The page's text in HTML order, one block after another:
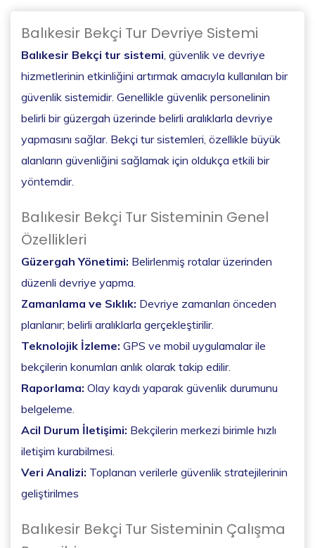
Balıkesir Bekçi Tur Devriye Sistemi
Balıkesir Bekçi tur sistemi, güvenlik ve devriye
hizmetlerinin etkinliğini artırmak amacıyla kullanılan bir
güvenlik sistemidir. Genellikle güvenlik personelinin
belirli bir güzergah üzerinde belirli aralıklarla devriye
yapmasını sağlar. Bekçi tur sistemleri, özellikle büyük
alanların güvenliğini sağlamak için oldukça etkili bir
yöntemdir.
Balıkesir Bekçi Tur Sisteminin Genel
Özellikleri
Güzergah Yönetimi: Belirlenmiş rotalar üzerinden
düzenli devriye yapma.
Zamanlama ve Sıklık: Devriye zamanları önceden
planlanır; belirli aralıklarla gerçekleştirilir.
Teknolojik İzleme: GPS ve mobil uygulamalar ile
bekçilerin konumları anlık olarak takip edilir.
Raporlama: Olay kaydı yaparak güvenlik durumunu
belgeleme.
Acil Durum İletişimi: Bekçilerin merkezi birimle hızlı
iletişim kurabilmesi.
Veri Analizi: Toplanan verilerle güvenlik stratejilerinin
geliştirilmes
Balıkesir Bekçi Tur Sisteminin Çalışma